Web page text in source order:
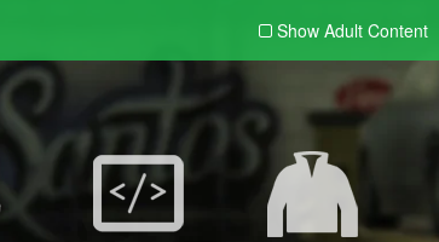
Show Adult Content